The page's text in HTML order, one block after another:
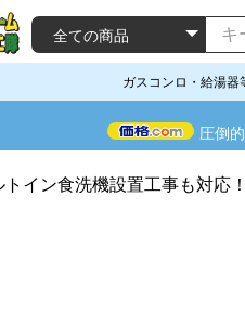
ガスコンロ・給湯
圧倒